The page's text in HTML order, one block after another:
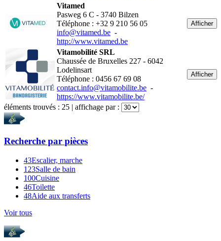
Vitamed
Pasweg 6 C - 3740 Bilzen
Téléphone : +32 9 210 56 05
info@vitamed.be -
http://www.vitamed.be
Afficher
Vitamobilité SRL
Chaussée de Bruxelles 227 - 6042
Lodelinsart
Téléphone : 0456 67 69 08
contact.info@vitamobilite.be -
https://www.vitamobilite.be/
Afficher
éléments trouvés : 25 | affichage par :
Recherche par pièces
43Escalier, marche
123Salle de bain
100Cuisine
46Toilette
48Aide aux transferts
Voir tous